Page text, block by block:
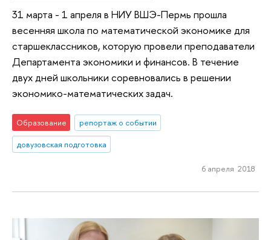
31 марта - 1 апреля в НИУ ВШЭ-Пермь прошла
весенняя школа по математической экономике для
старшеклассников, которую провели преподаватели
Департамента экономики и финансов. В течение
двух дней школьники соревновались в решении
экономико-математических задач.
Образование
репортаж о событии
довузовская подготовка
6 апреля 2018